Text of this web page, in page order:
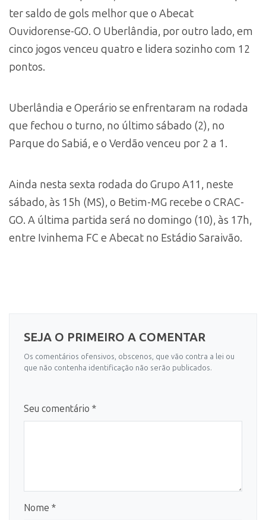
ter saldo de gols melhor que o Abecat
Ouvidorense-GO. O Uberlândia, por outro lado, em
cinco jogos venceu quatro e lidera sozinho com 12
pontos.
Uberlândia e Operário se enfrentaram na rodada
que fechou o turno, no último sábado (2), no
Parque do Sabiá, e o Verdão venceu por 2 a 1.
Ainda nesta sexta rodada do Grupo A11, neste
sábado, às 15h (MS), o Betim-MG recebe o CRAC-
GO. A última partida será no domingo (10), às 17h,
entre Ivinhema FC e Abecat no Estádio Saraivão.
SEJA O PRIMEIRO A COMENTAR
Os comentários ofensivos, obscenos, que vão contra a lei ou
que não contenha identificação não serão publicados.
Seu comentário *
Nome *